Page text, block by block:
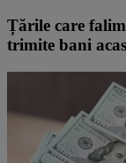
Țările care
trimite bani